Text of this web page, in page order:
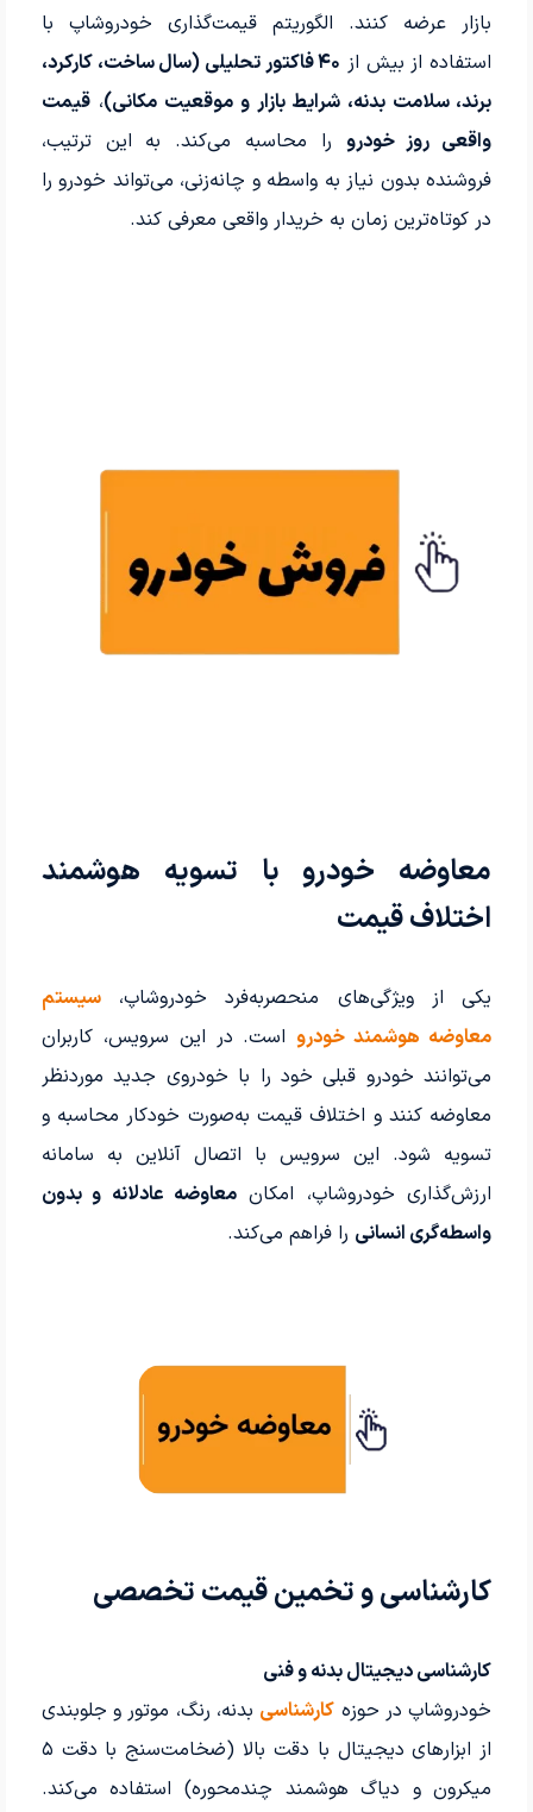
بازار عرضه کنند. الگوریتم قیمت‌گذاری خودروشاپ با
استفاده از بیش از
۴۰ فاکتور تحلیلی (سال ساخت، کارکرد،
برند، سلامت بدنه، شرایط بازار و موقعیت مکانی)،قیمت
واقعی روز خودرو را محاسبه می‌کند. به این ترتیب،
فروشنده بدون نیاز به واسطه و چانه‌زنی، می‌تواند خودرو را
در کوتاه‌ترین زمان به خریدار واقعی معرفی کند.
معاوضه خودرو با تسویه هوشمند
اختلاف قیمت
یکی از ویژگی‌های منحصربه‌فرد خودروشاپ،سیستم
معاوضه هوشمند خودرواست. در این سرویس، کاربران
می‌توانند خودرو قبلی خود را با خودروی جدید موردنظر
معاوضه کنند و اختلاف قیمت به‌صورت خودکار محاسبه و
تسویه شود. این سرویس با اتصال آنلاین به سامانه
ارزش‌گذاری خودروشاپ، امکان معاوضه عادلانه و بدون
واسطه‌گری انسانی را فراهم می‌کند.
کارشناسی و تخمین قیمت تخصصی
کارشناسی دیجیتال بدنه و فنی
خودروشاپ در حوزه کارشناسی بدنه، رنگ، موتور و جلوبندی
از ابزارهای دیجیتال با دقت بالا (ضخامت‌سنج با دقت ۵
میکرون و دیاگ هوشمند چندمحوره) استفاده می‌کند.